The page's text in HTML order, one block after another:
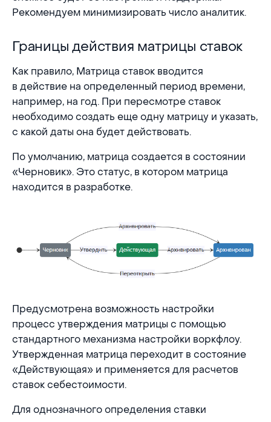
Рекомендуем минимизировать число аналитик.
Границы действия матрицы ставок
Границы действия матрицы ставок
Как правило, Матрица ставок вводится
в действие на определенный период времени,
например, на год. При пересмотре ставок
необходимо создать еще одну матрицу и указать,
с какой даты она будет действовать.
По умолчанию, матрица создается в состоянии
«Черновик». Это статус, в котором матрица
находится в разработке.
Предусмотрена возможность настройки
процесс утверждения матрицы с помощью
стандартного механизма настройки воркфлоу.
Утвержденная матрица переходит в состояние
«Действующая» и применяется для расчетов
ставок себестоимости.
Для однозначного определения ставки